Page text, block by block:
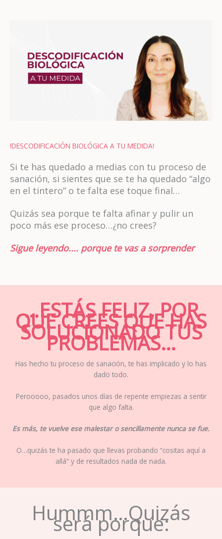
!DESCODIFICACIÓN BIOLÓGICA A TU MEDIDA!
Si te has quedado a medias con tu proceso de
sanación, si sientes que se te ha quedado “algo
en el tintero” o te falta ese toque final…
Quizás sea porque te falta afinar y pulir un
poco más ese proceso…¿no crees?
Sigue leyendo.... porque te vas a sorprender
…ESTÁS FELIZ, POR
QUE CREES QUE HAS
SOLUCIONADO TUS
PROBLEMAS…
Has hecho tu proceso de sanación, te has implicado y lo has
dado todo.
Perooooo, pasados unos días de repente empiezas a sentir
que algo falta.
Es más, te vuelve ese malestar o sencillamente nunca se fue.
O…quizás te ha pasado que llevas probando “cositas aquí a
allá” y de resultados nada de nada.
Hummm…Quizás
será porque: